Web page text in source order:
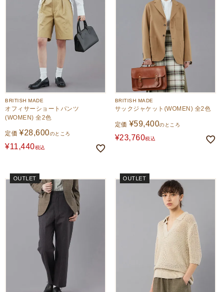
BRITISH MADE
オフィサーショートパンツ
(WOMEN) 全2色
定価 ¥28,600のところ
¥11,440税込
BRITISH MADE
サックジャケット(WOMEN) 全2色
定価 ¥59,400のところ
¥23,760税込
OUTLET OUTLET